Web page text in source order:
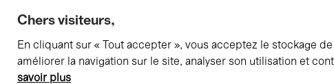
Ce qui se
Chers visiteurs,
En cliquant sur « Tout accepter », vous acceptez le stockage
améliorer la navigation sur le site, analyser son utilisation et
savoir plus